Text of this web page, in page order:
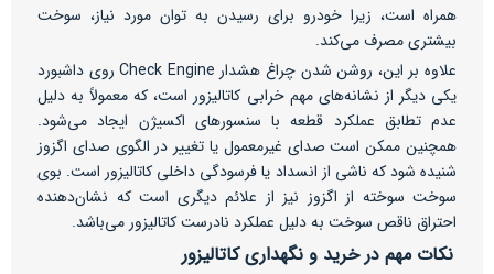
همراه است، زیرا خودرو برای رسیدن به توان مورد نیاز، سوخت
بیشتری مصرف می‌کند.
علاوه بر این، روشن شدن چراغ هشدار Check Engine روی داشبورد
یکی دیگر از نشانه‌های مهم خرابی کاتالیزور است، که معمولاً به دلیل
عدم تطابق عملکرد قطعه با سنسورهای اکسیژن ایجاد می‌شود.
همچنین ممکن است صدای غیرمعمول یا تغییر در الگوی صدای اگزوز
شنیده شود که ناشی از انسداد یا فرسودگی داخلی کاتالیزور است. بوی
سوخت سوخته از اگزوز نیز از علائم دیگری است که نشان‌دهنده
احتراق ناقص سوخت به دلیل عملکرد نادرست کاتالیزور می‌باشد.
نکات مهم در خرید و نگهداری کاتالیزور